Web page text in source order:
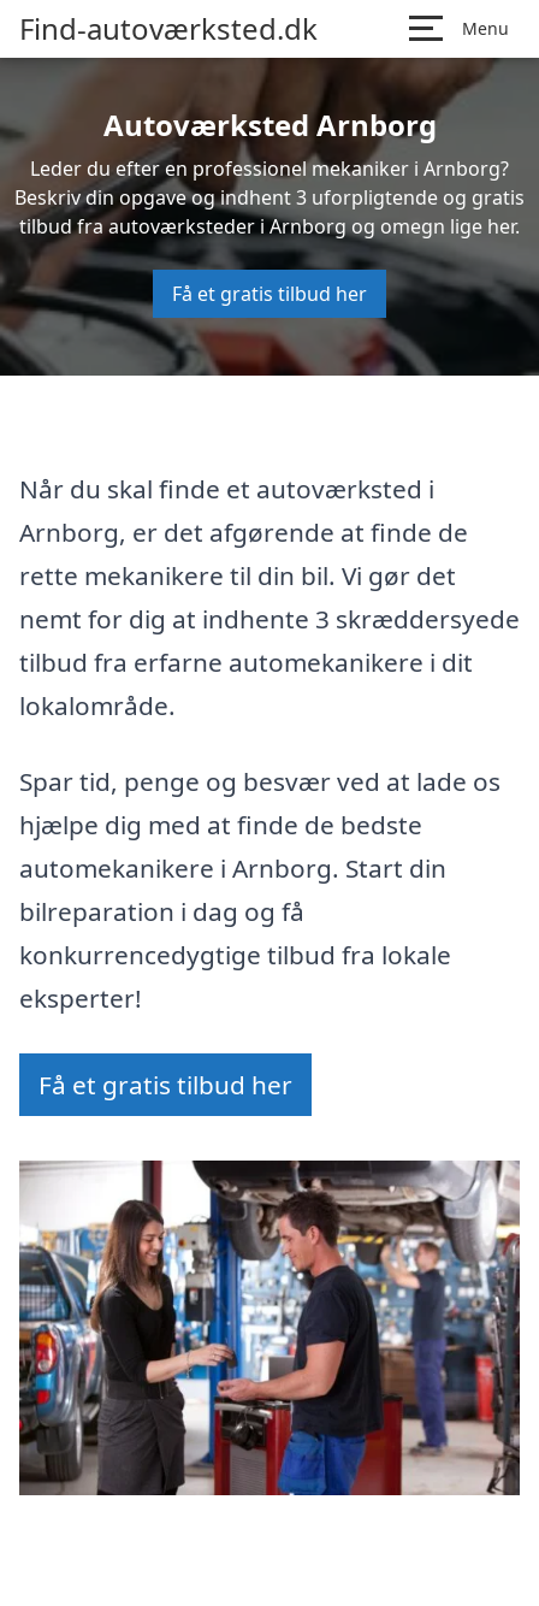
Find-autoværksted.dk Menu
Autoværksted Arnborg
Leder du efter en professionel mekaniker i Arnborg?
Beskriv din opgave og indhent 3 uforpligtende og gratis
tilbud fra autoværksteder i Arnborg og omegn lige her.
Få et gratis tilbud her
Når du skal finde et autoværksted i
Arnborg, er det afgørende at finde de
rette mekanikere til din bil. Vi gør det
nemt for dig at indhente 3 skræddersyede
tilbud fra erfarne automekanikere i dit
lokalområde.
Spar tid, penge og besvær ved at lade os
hjælpe dig med at finde de bedste
automekanikere i Arnborg. Start din
bilreparation i dag og få
konkurrencedygtige tilbud fra lokale
eksperter!
Få et gratis tilbud her